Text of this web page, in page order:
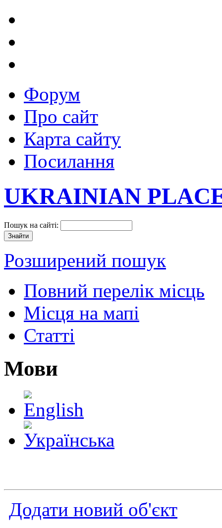
Форум
Про сайт
Карта сайту
Посилання
UKRAINIAN
Пошук на сайті:
Розширений пошук
Повний перелік місць
Місця на мапі
Статті
Мови
Додати новий об'єкт